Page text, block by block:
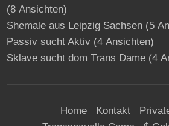
(8 Ansichten)
Shemale aus Leipzig Sachsen(5
Passiv sucht Aktiv(4 Ansichten)
Sklave sucht dom Trans Dame(4
Home Kontakt